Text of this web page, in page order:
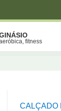
fitness
CALÇADO